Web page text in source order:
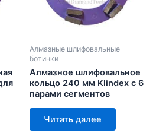
Алмазные шлифовальные
ботинки
Алмазное шлифовальное
кольцо 240 мм Klindex с 6
парами сегментов
Читать далее